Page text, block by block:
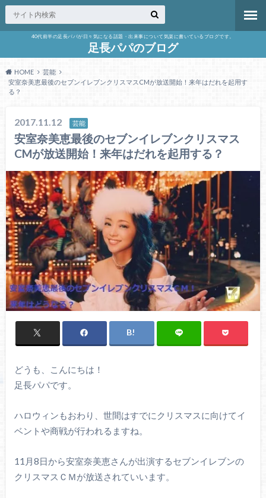
40代前半の足長パパが日々気になる話題・出来事について気楽に書いているブログです。
足長パパのブログ
HOME
芸能
安室奈美恵最後のセブンイレブンクリスマスCMが放送開始！来年はだれを起用す
る？
2017.11.12 芸能
安室奈美恵最後のセブンイレブンクリスマス
CMが放送開始！来年はだれを起用する？
どうも、こんにちは！
足長パパです。
ハロウィンもおわり、世間はすでにクリスマスに向けてイ
ベントや商戦が行われるますね。
11月8日から安室奈美恵さんが出演するセブンイレブンの
クリスマスＣＭが放送されていいます。